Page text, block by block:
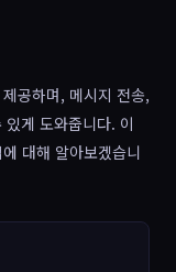
공하며, 메시지 전송,
게 도와줍니다. 이
대해 알아보겠습니